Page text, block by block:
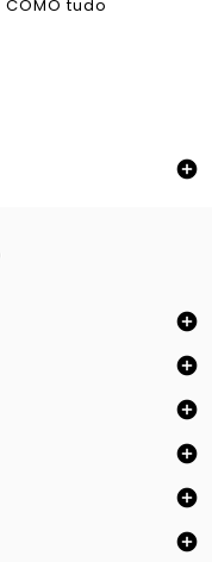
COMO tudo






